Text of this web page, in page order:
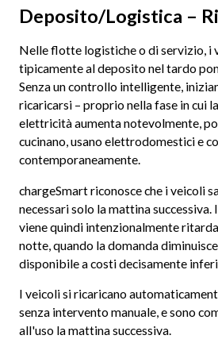
Deposito/Logistica –
Nelle flotte logistiche o di servizio, i
tipicamente al deposito nel tardo
Senza un controllo intelligente,
ricaricarsi – proprio nella fase in cui
elettricità aumenta notevolmente,
cucinano, usano elettrodomestici e
contemporaneamente.
chargeSmart riconosce che i veicoli
necessari solo la mattina
viene quindi intenzionalmente
notte, quando la domanda
disponibile a costi decisamente
I veicoli si ricaricano
senza intervento manuale, e sono
all'uso la mattina successiva.